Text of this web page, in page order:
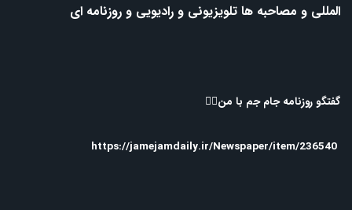
المللی و مصاحبه ها تلویزیونی و رادیویی و روزنامه ای
گفتگو روزنامه جام جم با من👇🏻
https://jamejamdaily.ir/Newspaper/item/236540